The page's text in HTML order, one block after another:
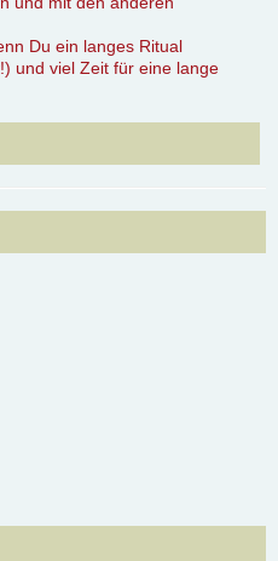
Du ein langes Ritual
und viel Zeit für eine lange